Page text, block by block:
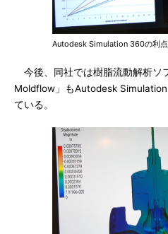
Autodesk Simulation 360の利
今後、同社では樹脂流動解析ソ
Moldflow」もAutodesk
ている。